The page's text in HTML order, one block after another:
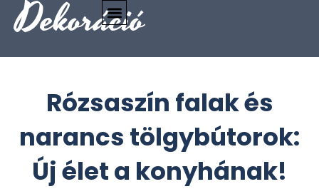
Dekoráció
Rózsaszín falak és
narancs tölgybútorok:
Új élet a konyhának!